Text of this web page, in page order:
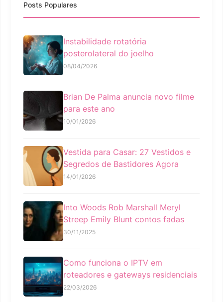
Posts Populares
Instabilidade rotatória
posterolateral do joelho
08/04/2026
Brian De Palma anuncia novo filme
para este ano
10/01/2026
Vestida para Casar: 27 Vestidos e
Segredos de Bastidores Agora
14/01/2026
Into Woods Rob Marshall Meryl
Streep Emily Blunt contos fadas
30/11/2025
Como funciona o IPTV em
roteadores e gateways residenciais
22/03/2026